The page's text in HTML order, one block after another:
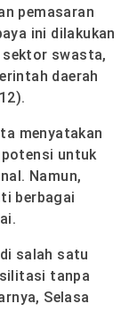
pemasaran
ini dilakukan
sektor swasta,
daerah
menyatakan
potensi untuk
Namun,
berbagai
salah satu
tanpa
Selasa